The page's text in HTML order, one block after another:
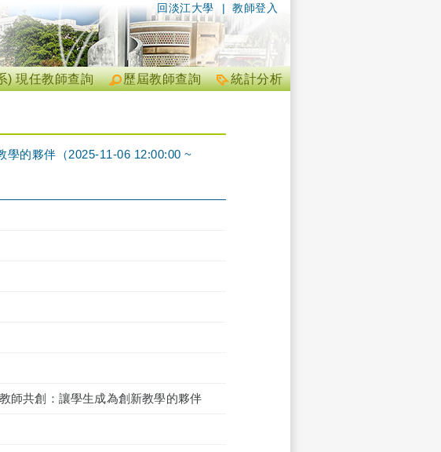
| 教師登入
回淡江大學
統計分析
歷屆教師查詢
) 現任教師查詢
的夥伴（2025-11-06 12:00:00 ~
師共創：讓學生成為創新教學的夥伴